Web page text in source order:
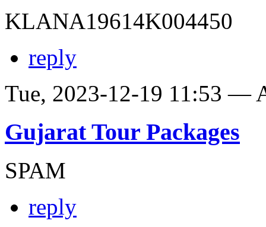
KLANA19614K004450
reply
Tue, 2023-12-19 11:53 —
Gujarat Tour Packages
SPAM
reply